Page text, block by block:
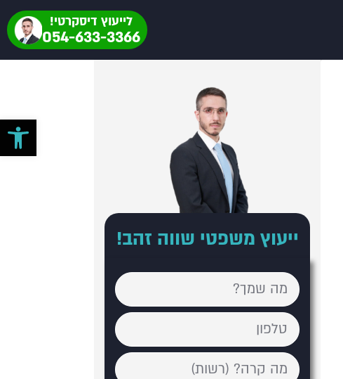
לייעוץ דיסקרטי!
054-633-3366
ייעוץ משפטי שווה זהב!
פתח